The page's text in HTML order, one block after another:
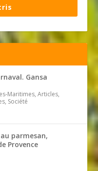
Gansa
Maritimes, Articles,
Société
parmesan,
Provence